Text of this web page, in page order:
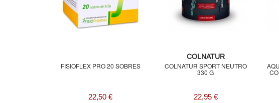
FISIOFLEX PRO 20 SOBRES
22,50 €
COLNATUR
COLNATUR SPORT NEUTRO
330 G
22,95 €